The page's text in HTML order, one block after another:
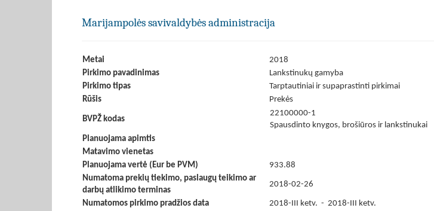
Marijampolės savivaldybės administracija
Metai
2018
Pirkimo pavadinimas
Lankstinukų gamyba
Pirkimo tipas
Tarptautiniai ir supaprastinti pirkimai
Rūšis
Prekės
BVPŽ kodas
22100000-1
Spausdinto knygos, brošiūros ir lankstinukai
Planuojama apimtis
Matavimo vienetas
Planuojama vertė (Eur be PVM)
933.88
Numatoma prekių tiekimo, paslaugų teikimo ar
darbų atlikimo terminas
2018-02-26
Numatomos pirkimo pradžios data
2018-III ketv. - 2018-III ketv.